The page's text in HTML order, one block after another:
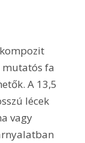
fa
A 13,5
lécek
vagy